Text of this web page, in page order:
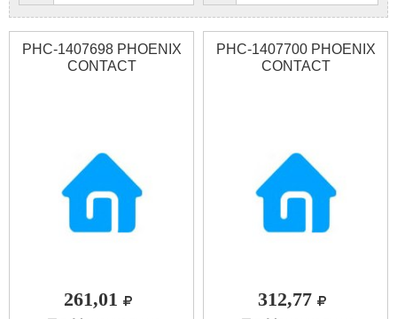
PHC-1407698 PHOENIX
CONTACT
261,01
PHC-1407700 PHOENIX
CONTACT
312,77